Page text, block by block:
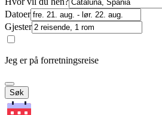
Datoer
Gjester
Jeg er på forretningsreise
Søk